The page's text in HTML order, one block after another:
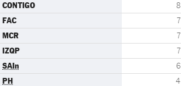
CONTIGO 8
FAC 7
MCR 7
IZQP 7
SAIn 6
PH 4